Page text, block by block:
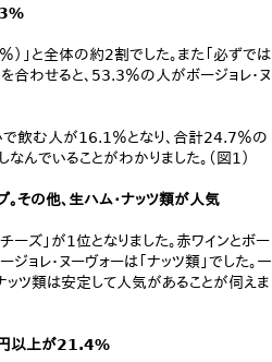
）」と全体の約2割でした。また「必ずでは
合わせると、53.3％の人がボージョレ・ヌ
で飲む人が16.1％となり、合計24.7％の
なんでいることがわかりました。（図1）
。その他、生ハム・ナッツ類が人気
ーズ」が1位となりました。赤ワインとボー
ョレ・ヌーヴォーは「ナッツ類」でした。一
ッツ類は安定して人気があることが伺えま
円以上が21.4%